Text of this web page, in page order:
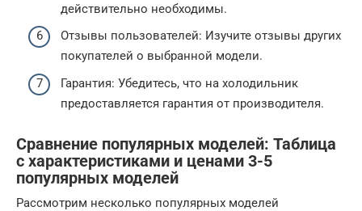
действительно необходимы.
Отзывы пользователей: Изучите отзывы других
покупателей о выбранной модели.
Гарантия: Убедитесь, что на холодильник
предоставляется гарантия от производителя.
Сравнение популярных моделей: Таблица
с характеристиками и ценами 3-5
популярных моделей
Рассмотрим несколько популярных моделей